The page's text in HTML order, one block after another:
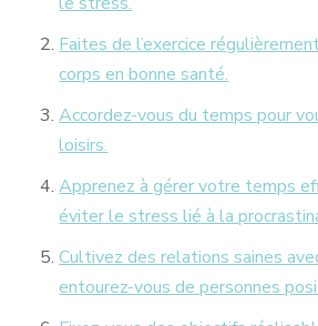
Faites de l’exercice
corps en bonne santé.
Accordez-vous du temps pour
loisirs.
Apprenez à gérer votre temps
éviter le stress lié à la
Cultivez des relations saines
entourez-vous de personnes